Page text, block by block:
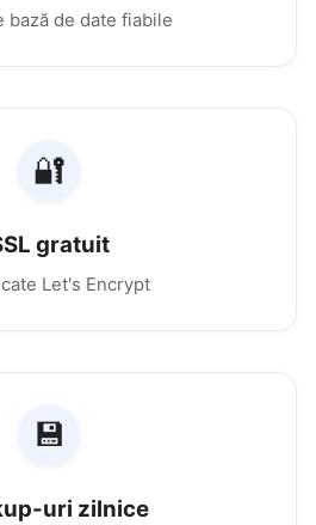
bază de date fiabile
🔐
gratuit
Let's Encrypt
💾
uri zilnice